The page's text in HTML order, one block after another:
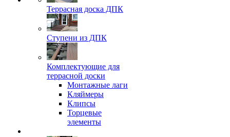
Террасная доска ДПК
Ступени из ДПК
Комплектующие для
террасной доски
Монтажные лаги
Кляймеры
Клипсы
Торцевые
элементы